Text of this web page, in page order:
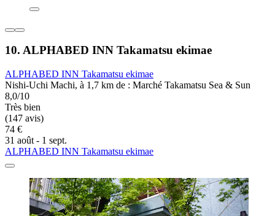
10. ALPHABED INN Takamatsu ekimae
ALPHABED INN Takamatsu ekimae
Nishi-Uchi Machi, à 1,7 km de : Marché Takamatsu Sea & Sun
8,0/10
Très bien
(147 avis)
74 €
31 août - 1 sept.
ALPHABED INN Takamatsu ekimae